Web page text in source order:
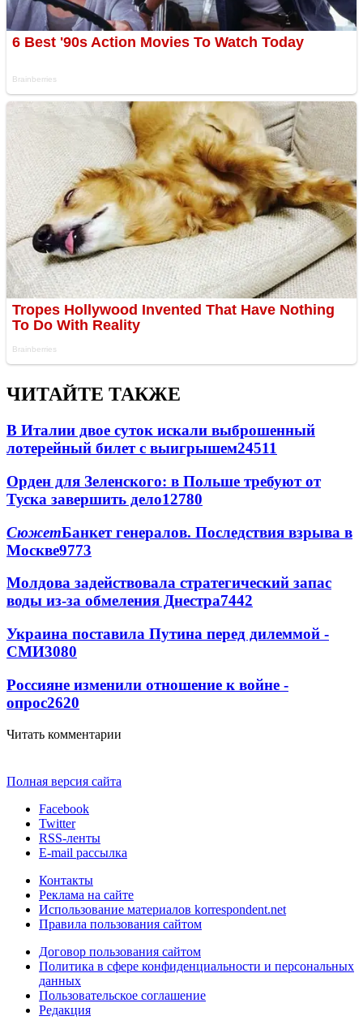
ЧИТАЙТЕ ТАКЖЕ
В Италии двое суток искали выброшенный
лотерейный билет с выигрышем24511
Орден для Зеленского: в Польше требуют от
Туска завершить дело12780
СюжетБанкет генералов. Последствия взрыва в
Москве9773
Молдова задействовала стратегический запас
воды из-за обмеления Днестра7442
Украина поставила Путина перед дилеммой -
СМИ3080
Россияне изменили отношение к войне -
опрос2620
Читать комментарии
Полная версия сайта
Facebook
Twitter
RSS-ленты
E-mail рассылка
Контакты
Реклама на сайте
Использование материалов korrespondent.net
Правила пользования сайтом
Договор пользования сайтом
Политика в сфере конфиденциальности и персональных
данных
Пользовательское соглашение
Редакция